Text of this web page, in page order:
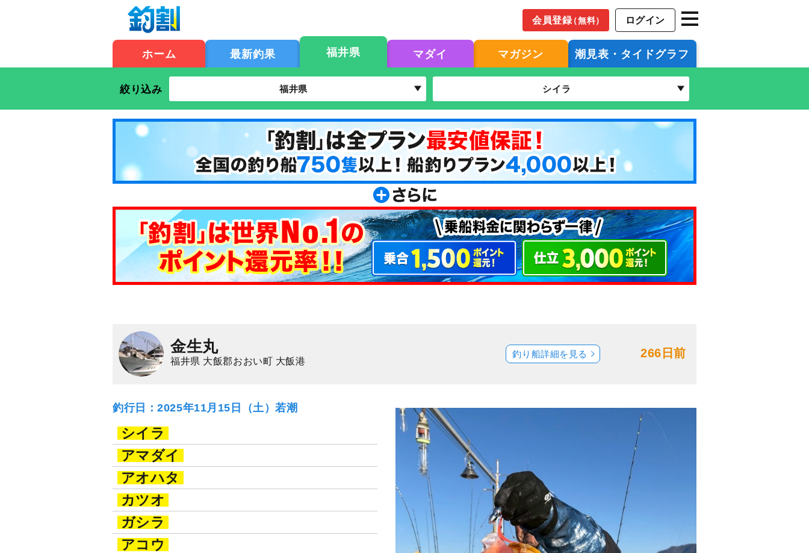
会員登録（無料） ログイン
ホーム 最新釣果 福井県 マダイ マガジン 潮見表・タイドグラフ
絞り込み 福井県 シイラ
金生丸
福井県 大飯郡おおい町 大飯港
266日前
釣り船詳細を見る
釣行日：2025年11月15日（土）若潮
シイラ
アマダイ
アオハタ
カツオ
ガシラ
アコウ